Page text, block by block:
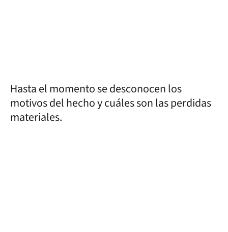
Hasta el momento se desconocen los
motivos del hecho y cuáles son las perdidas
materiales.